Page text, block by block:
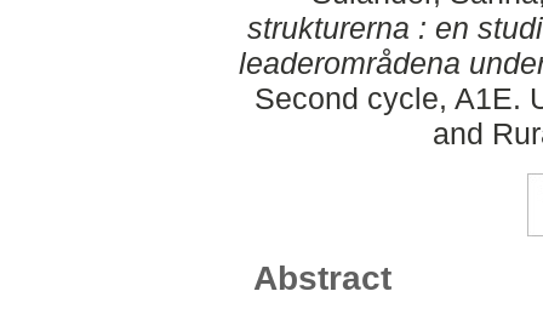
strukturerna : en
leaderområdena
Second cycle, A1E.
and
Abstract